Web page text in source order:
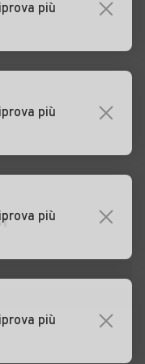
più
più
più
più